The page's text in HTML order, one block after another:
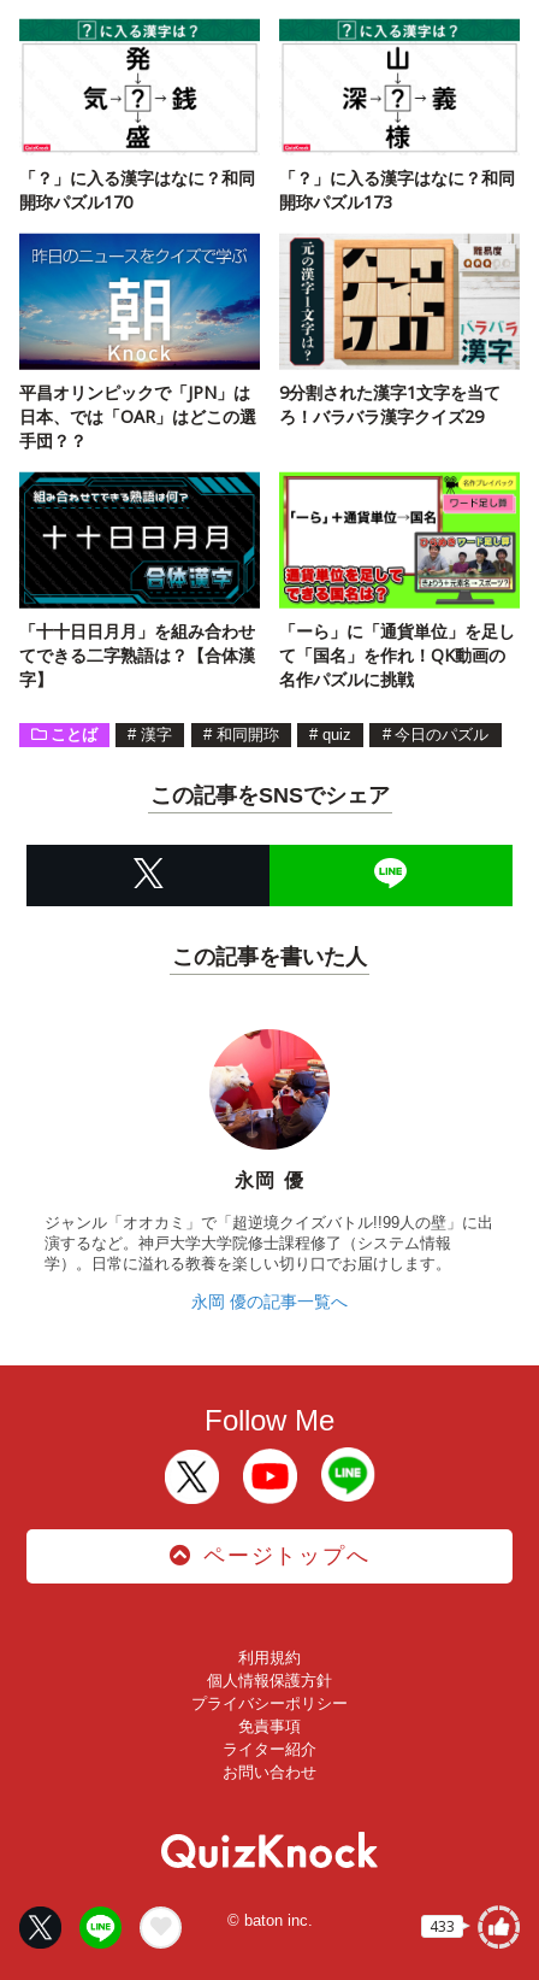
433
「？」に入る漢字はなに？和同
開珎パズル170
「？」に入る漢字はなに？和同
開珎パズル173
平昌オリンピックで「JPN」は
日本、では「OAR」はどこの選
手団？？
9分割された漢字1文字を当て
ろ！バラバラ漢字クイズ29
「十十日日月月」を組み合わせ
てできる二字熟語は？【合体漢
字】
「ーら」に「通貨単位」を足し
て「国名」を作れ！QK動画の
名作パズルに挑戦
ことば # 漢字 # 和同開珎 # quiz # 今日のパズル
この記事をSNSでシェア
この記事を書いた人
永岡 優
ジャンル「オオカミ」で「超逆境クイズバトル!!99人の壁」に出
演するなど。神戸大学大学院修士課程修了（システム情報
学）。日常に溢れる教養を楽しい切り口でお届けします。
永岡 優の記事一覧へ
Follow Me
ページトップへ
利用規約
個人情報保護方針
プライバシーポリシー
免責事項
ライター紹介
お問い合わせ
© baton inc.